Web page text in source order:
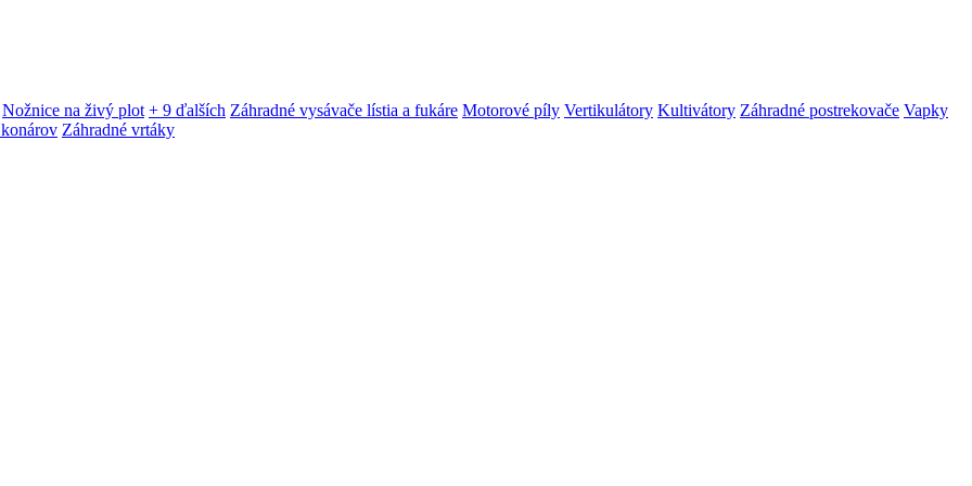
Nožnice na živý plot + 9 ďalších Záhradné vysávače lístia a fukáre Motorové píly Vertikulátory Kultivátory Záhradné postrekovače Vapky
Záhradné vrtáky